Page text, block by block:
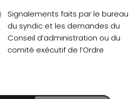
Signalements faits par le bureau
du syndic et les demandes du
Conseil d’administration ou du
comité exécutif de l’Ordre